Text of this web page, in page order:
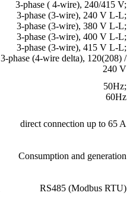
3-phase ( 4-wire), 240/415 V;
3-phase (3-wire), 240 V L-L;
3-phase (3-wire), 380 V L-L;
3-phase (3-wire), 400 V L-L;
3-phase (3-wire), 415 V L-L;
3-phase (4-wire delta), 120(208) /
240 V
50Hz;
60Hz
direct connection up to 65 A
Consumption and generation
RS485 (Modbus RTU)